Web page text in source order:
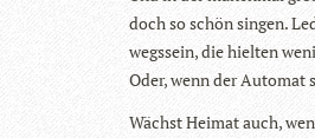
doch so schön sin­gen.
wegs­sein, die hiel­ten
Oder, wenn der Auto­mat
Wächst Hei­mat auch,